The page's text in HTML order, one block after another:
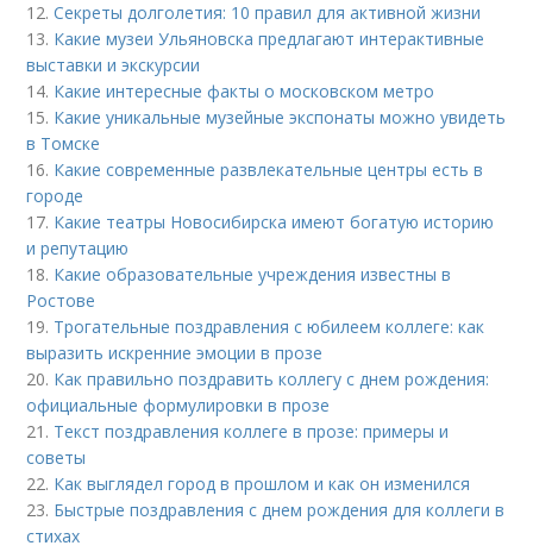
12.Секреты долголетия: 10 правил для активной жизни
13. Какие музеи Ульяновска предлагают интерактивные
выставки и экскурсии
14. Какие интересные факты о московском метро
15. Какие уникальные музейные экспонаты можно увидеть
в Томске
16. Какие современные развлекательные центры есть в
городе
17. Какие театры Новосибирска имеют богатую историю
и репутацию
18. Какие образовательные учреждения известны в
Ростове
19. Трогательные поздравления с юбилеем коллеге: как
выразить искренние эмоции в прозе
20. Как правильно поздравить коллегу с днем рождения:
официальные формулировки в прозе
21. Текст поздравления коллеге в прозе: примеры и
советы
22. Как выглядел город в прошлом и как он изменился
23. Быстрые поздравления с днем рождения для коллеги в
стихах